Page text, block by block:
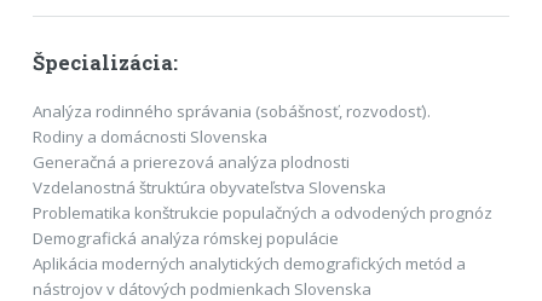
Špecializácia:
Analýza rodinného správania (sobášnosť, rozvodosť).
Rodiny a domácnosti Slovenska
Generačná a prierezová analýza plodnosti
Vzdelanostná štruktúra obyvateľstva Slovenska
Problematika konštrukcie populačných a odvodených prognóz
Demografická analýza rómskej populácie
Aplikácia moderných analytických demografických metód a
nástrojov v dátových podmienkach Slovenska